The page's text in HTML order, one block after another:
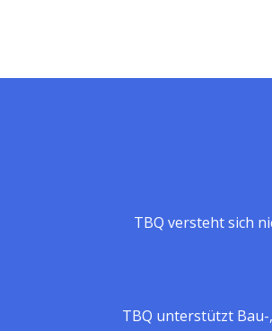
TBQ versteht sich
TBQ unterstützt